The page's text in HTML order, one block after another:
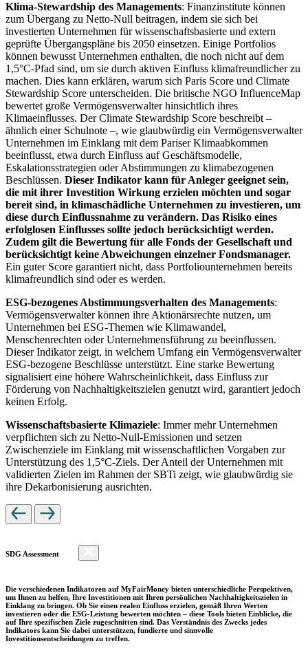
Klima-Stewardship des Managements: Finanzinstitute können
zum Übergang zu Netto-Null beitragen, indem sie sich bei
investierten Unternehmen für wissenschaftsbasierte und extern
geprüfte Übergangspläne bis 2050 einsetzen. Einige Portfolios
können bewusst Unternehmen enthalten, die noch nicht auf dem
1,5°C-Pfad sind, um sie durch aktiven Einfluss klimafreundlicher zu
machen. Dies kann erklären, warum sich Paris Score und Climate
Stewardship Score unterscheiden. Die britische NGO InfluenceMap
bewertet große Vermögensverwalter hinsichtlich ihres
Klimaeinflusses. Der Climate Stewardship Score beschreibt –
ähnlich einer Schulnote –, wie glaubwürdig ein Vermögensverwalter
Unternehmen im Einklang mit dem Pariser Klimaabkommen
beeinflusst, etwa durch Einfluss auf Geschäftsmodelle,
Eskalationsstrategien oder Abstimmungen zu klimabezogenen
Beschlüssen. Dieser Indikator kann für Anleger geeignet sein,
die mit ihrer Investition Wirkung erzielen möchten und sogar
bereit sind, in klimaschädliche Unternehmen zu investieren, um
diese durch Einflussnahme zu verändern. Das Risiko eines
erfolglosen Einflusses sollte jedoch berücksichtigt werden.
Zudem gilt die Bewertung für alle Fonds der Gesellschaft und
berücksichtigt keine Abweichungen einzelner Fondsmanager.
Ein guter Score garantiert nicht, dass Portfoliounternehmen bereits
klimafreundlich sind oder es werden.
ESG-bezogenes Abstimmungsverhalten des Managements:
Vermögensverwalter können ihre Aktionärsrechte nutzen, um
Unternehmen bei ESG-Themen wie Klimawandel,
Menschenrechten oder Unternehmensführung zu beeinflussen.
Dieser Indikator zeigt, in welchem Umfang ein Vermögensverwalter
ESG-bezogene Beschlüsse unterstützt. Eine starke Bewertung
signalisiert eine höhere Wahrscheinlichkeit, dass Einfluss zur
Förderung von Nachhaltigkeitszielen genutzt wird, garantiert jedoch
keinen Erfolg.
Wissenschaftsbasierte Klimaziele: Immer mehr Unternehmen
verpflichten sich zu Netto-Null-Emissionen und setzen
Zwischenziele im Einklang mit wissenschaftlichen Vorgaben zur
Unterstützung des 1,5°C-Ziels. Der Anteil der Unternehmen mit
validierten Zielen im Rahmen der SBTi zeigt, wie glaubwürdig sie
ihre Dekarbonisierung ausrichten.
SDG Assessment
Die verschiedenen Indikatoren auf MyFairMoney bieten unterschiedliche Perspektiven,
um Ihnen zu helfen, Ihre Investitionen mit Ihren persönlichen Nachhaltigkeitszielen in
Einklang zu bringen. Ob Sie einen realen Einfluss erzielen, gemäß Ihren Werten
investieren oder die ESG-Leistung bewerten möchten – diese Tools bieten Einblicke, die
auf Ihre spezifischen Ziele zugeschnitten sind. Das Verständnis des Zwecks jedes
Indikators kann Sie dabei unterstützen, fundierte und sinnvolle
Investitionsentscheidungen zu treffen.